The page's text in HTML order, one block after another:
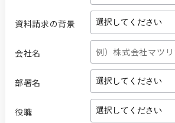
資料請求の背景
会社名
部署名
役職